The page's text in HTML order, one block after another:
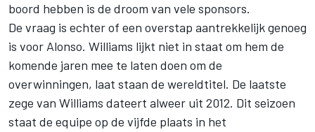
boord hebben is de droom van vele sponsors.
De vraag is echter of een overstap aantrekkelijk genoeg
is voor Alonso. Williams lijkt niet in staat om hem de
komende jaren mee te laten doen om de
overwinningen, laat staan de wereldtitel. De laatste
zege van Williams dateert alweer uit 2012. Dit seizoen
staat de equipe op de vijfde plaats in het